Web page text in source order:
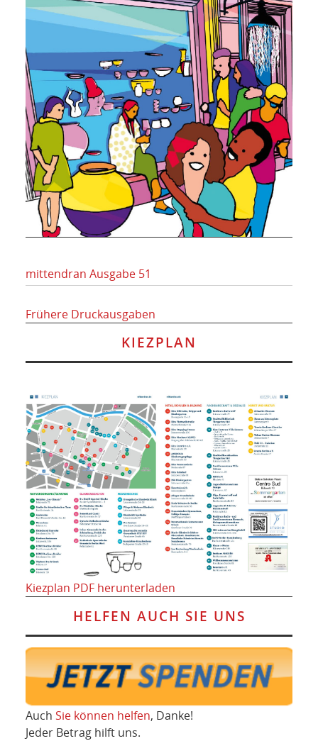
mittendran Ausgabe 51
Frühere Druckausgaben
KIEZPLAN
Kiezplan PDF herunterladen
HELFEN AUCH SIE UNS
Auch Sie können helfen, Danke!
Jeder Betrag hilft uns.